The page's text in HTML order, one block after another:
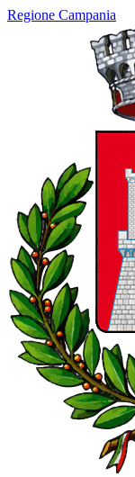
Regione Campania